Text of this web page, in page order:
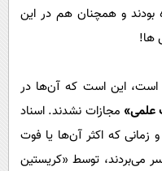
بودند و همچنان هم در این
ها!
است، این است که آن‌ها در
علمی» مجازات نشدند. اسناد
زمانی که اکثر آن‌ها یا فوت
می‌بردند، توسط «کریستین